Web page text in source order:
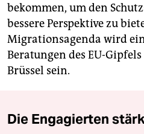
bekommen, um den
bessere Perspektive zu
Migrationsagenda wird
Beratungen des EU-
Brüssel sein.
Die Engagierten